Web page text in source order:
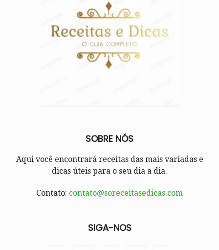
SOBRE NÓS
Aqui você encontrará receitas das mais variadas e
dicas úteis para o seu dia a dia.
Contato: contato@soreceitasedicas.com
SIGA-NOS